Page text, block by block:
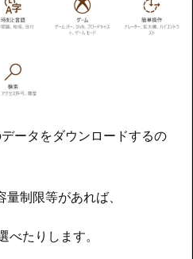
ータをダウンロードするの
制限等があれば、
たりします。